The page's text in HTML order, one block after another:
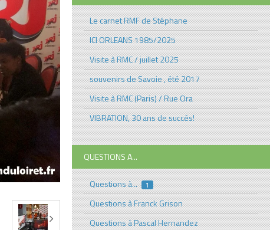
Le carnet RMF de Stéphane
ICI ORLEANS 1985/2025
Visite à RMC / juillet 2025
souvenirs de Savoie , été 2017
Visite à RMC (Paris) / Rue Ora
VIBRATION, 30 ans de succés!
QUESTIONS A...
Questions à... 1
Questions à Franck Grison
Questions à Pascal Hernandez